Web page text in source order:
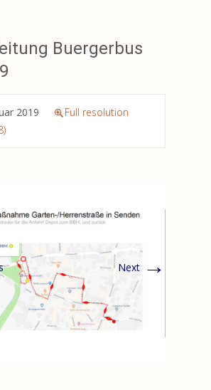
Buergerbus
2019
Full resolution
Next →